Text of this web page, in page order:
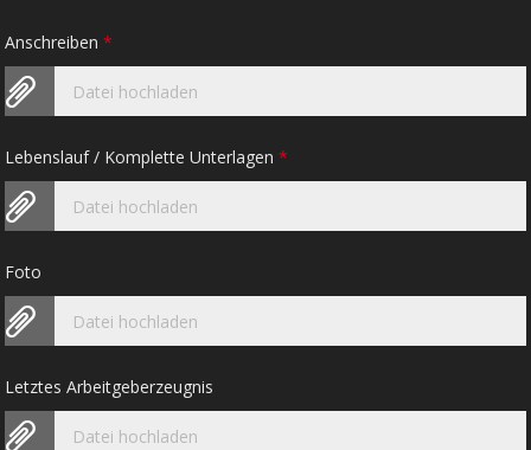
Anschreiben*
Datei hochladen
Lebenslauf / Komplette Unterlagen*
Datei hochladen
Foto
Datei hochladen
Letztes Arbeitgeberzeugnis
Datei hochladen